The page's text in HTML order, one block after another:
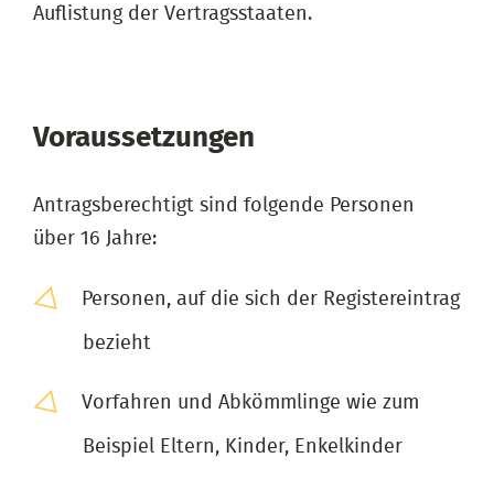
Auflistung der Vertragsstaaten.
Voraussetzungen
Antragsberechtigt sind folgende Personen
über 16 Jahre:
Personen, auf die sich der Registereintrag
bezieht
Vorfahren und Abkömmlinge wie zum
Beispiel Eltern, Kinder, Enkelkinder